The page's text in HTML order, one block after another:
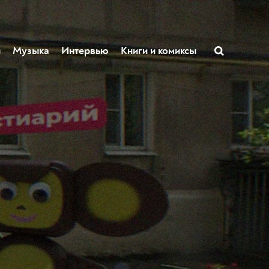
Музыка Интервью Книги и комиксы